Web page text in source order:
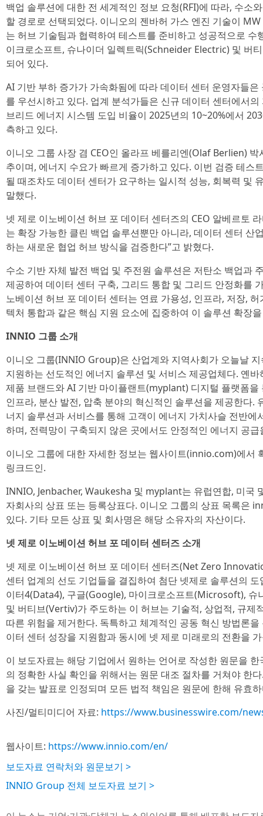
백업 솔루션에 대한 전 세계적인 정보 요청(RFI)에 따라, 수소
할 경로로 선택되었다. 이니오의 젠바허 가스 엔진 기술이
는 허브 기술팀과 협력하여 테스트를 준비하고 성공적으로 수
이크로소프트, 슈나이더 일렉트릭(Schneider Electric) 및 버
되어 있다.
AI 기반 부하 증가가 가속화됨에 따라 데이터 센터 운영자들
를 우선시하고 있다. 업계 분석가들은 신규 데이터 센터에서
브리드 에너지 시스템 도입 비율이 2025년의 10~20%에서
측하고 있다.
이니오 그룹 사장 겸 CEO인 올라프 베를리엔(Olaf Berlien)
추이며, 에너지 수요가 빠르게 증가하고 있다. 이번 검증 테스
될 때조차도 데이터 센터가 요구하는 일시적 성능, 회복력 및
말했다.
넷 제로 이노베이션 허브 포 데이터 센터즈의 CEO 알베르토
는 확장 가능한 클린 백업 솔루션뿐만 아니라, 데이터 센터 산
하는 새로운 협업 허브 방식을 검증한다”고 밝혔다.
수소 기반 자체 발전 백업 및 주전원 솔루션은 저탄소 백업과
제공하여 데이터 센터 구축, 그리드 통합 및 그리드 안정화를
노베이션 허브 포 데이터 센터는 연료 가용성, 인프라, 저장,
텍처 통합과 같은 핵심 지원 요소에 집중하여 이 솔루션 확장
INNIO 그룹 소개
이니오 그룹(INNIO Group)은 산업계와 지역사회가 오늘날
지원하는 선도적인 에너지 솔루션 및 서비스 제공업체다. 옌
제품 브랜드와 AI 기반 마이플랜트(myplant) 디지털 플랫폼
인프라, 분산 발전, 압축 분야의 혁신적인 솔루션을 제공한다.
너지 솔루션과 서비스를 통해 고객이 에너지 가치사슬 전반
하며, 전력망이 구축되지 않은 곳에서도 안정적인 에너지 공급
이니오 그룹에 대한 자세한 정보는 웹사이트(innio.com)에서
링크드인.
INNIO, Jenbacher, Waukesha 및 myplant는 유럽연합, 미국
자회사의 상표 또는 등록상표다. 이니오 그룹의 상표 목록은
있다. 기타 모든 상표 및 회사명은 해당 소유자의 자산이다.
넷 제로 이노베이션 허브 포 데이터 센터즈 소개
넷 제로 이노베이션 허브 포 데이터 센터즈(Net Zero
센터 업계의 선도 기업들을 결집하여 첨단 넷제로 솔루션의
이터4(Data4), 구글(Google), 마이크로소프트(Microsoft),
및 버티브(Vertiv)가 주도하는 이 허브는 기술적, 상업적, 규제
따른 위험을 제거한다. 독특하고 체계적인 공동 혁신 방법론
이터 센터 성장을 지원함과 동시에 넷 제로 미래로의 전환을
이 보도자료는 해당 기업에서 원하는 언어로 작성한 원문을
의 정확한 사실 확인을 위해서는 원문 대조 절차를 거쳐야 한
을 갖는 발표로 인정되며 모든 법적 책임은 원문에 한해 유효
사진/멀티미디어 자료: https://www.businesswire.com/
웹사이트: https://www.innio.com/en/
보도자료 연락처와 원문보기 >
INNIO Group 전체 보도자료 보기 >